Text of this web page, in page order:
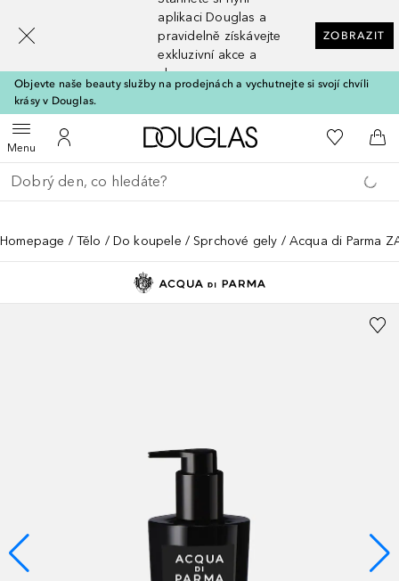
aplikaci Douglas a
pravidelně získávejte
exkluzivní akce a
slevy
ZOBRAZIT
Objevte naše beauty služby na prodejnách a vychutnejte si svojí chvíli
krásy v Douglas.
MenuOtevřít menuK mému účtu
Domů K mému
Do
Vraťte se
Proveďte vyhledávání
Homepage Tělo Do koupele Sprchové gely Acqua di Parma
[navigation.slideout.screenreader]